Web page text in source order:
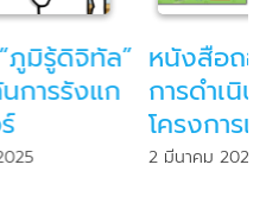
บทเรียนการดำเนินงาน
โรงเรียนคุ้มครองเด็ก
ปี 2561
2 มกราคม 2025